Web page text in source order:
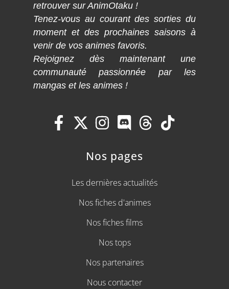
retrouver sur AnimOtaku !
Tenez-vous au courant des sorties du
moment et des prochaines saisons à
venir de vos animes favoris.
Rejoignez dès maintenant une
communauté passionnée par les
mangas et les animes !
Nos pages
Les dernières actualités
Nos fiches d'animes
Nos fiches films
Nos tops
Nos partenaires
Nous contacter